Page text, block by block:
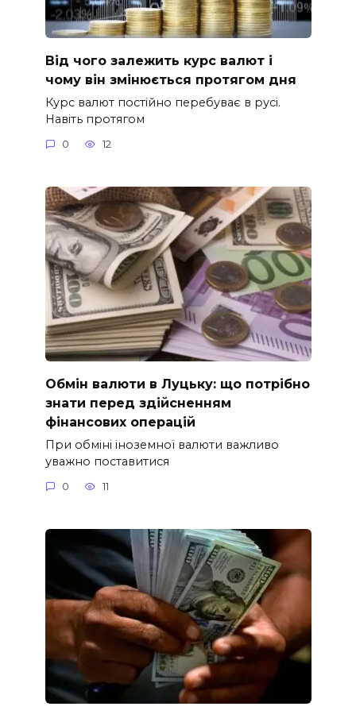
Від чого залежить курс валют і
чому він змінюється протягом дня
Курс валют постійно перебуває в русі.
Навіть протягом
0 12
Обмін валюти в Луцьку: що потрібно
знати перед здійсненням
фінансових операцій
При обміні іноземної валюти важливо
уважно поставитися
0 11